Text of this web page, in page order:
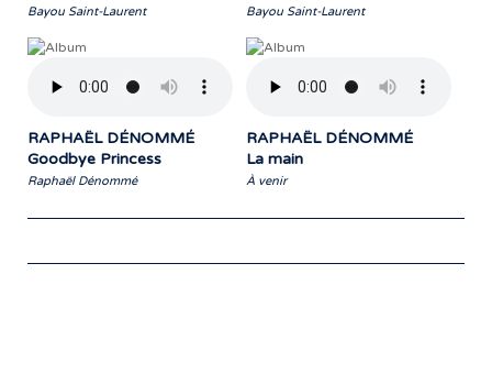
Bayou Saint-Laurent Bayou Saint-Laurent
RAPHAËL DÉNOMMÉ
Goodbye Princess
Raphaël Dénommé
RAPHAËL DÉNOMMÉ
La main
À venir